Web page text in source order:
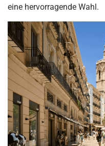
eine hervorragende Wahl.